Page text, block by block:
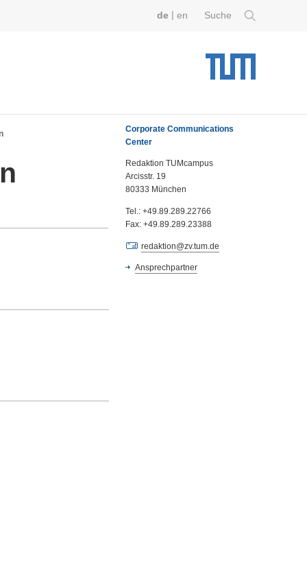
Suche
de en
Corporate Communications
Center
Redaktion TUMcampus
Arcisstr. 19
80333 München
Tel.: +49.89.289.22766
Fax: +49.89.289.23388
redaktion@zv.tum.de
Ansprechpartner